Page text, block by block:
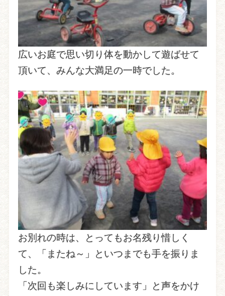
広いお庭で思い切り体を動かして遊ばせて
頂いて、みんな大満足の一時でした。
お別れの時は、とってもお名残り惜しく
て、「またね～」といつまでも手を振りま
した。
「次回も楽しみにしています」と声をかけ